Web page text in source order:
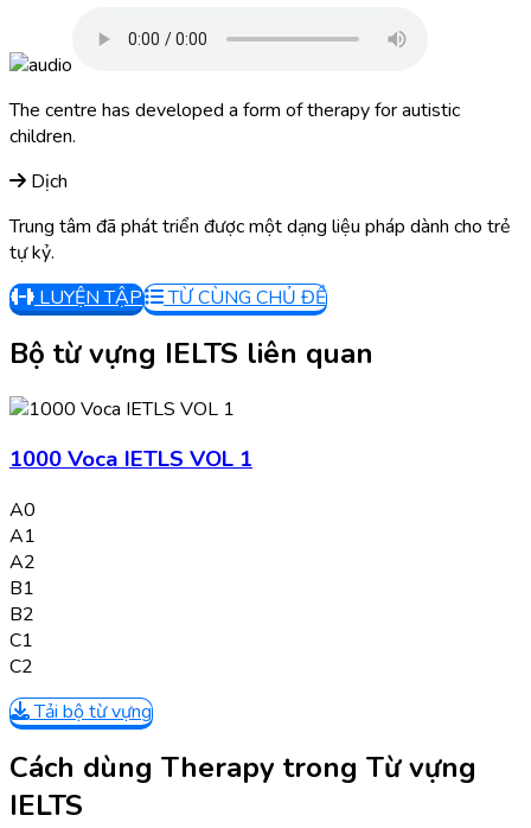
The centre has developed a form oftherapyfor autistic
children.
Dịch
Trung tâm đã phát triển được một dạng liệu pháp dành cho trẻ
tự kỷ.
LUYỆN TẬP
TỪ CÙNG CHỦ ĐỀ
Bộ từ vựng IELTS liên quan
1000 Voca IETLS VOL 1
A0
A1
A2
B1
B2
C1
C2
Tải bộ từ vựng
Cách dùng Therapy trong Từ vựng
IELTS